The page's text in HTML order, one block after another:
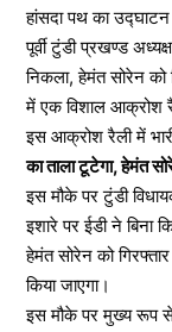
हांसदा पथ का
पूर्वी टुंडी प्रखण्ड
निकला, हेमंत सोरेन
में एक विशाल आक्रोश
इस आक्रोश रैली में
का ताला टूटेगा, हेमंत
इस मौके पर टुंडी
इशारे पर ईडी ने बिना
हेमंत सोरेन को
किया जाएगा।
इस मौके पर मुख्य रूप से